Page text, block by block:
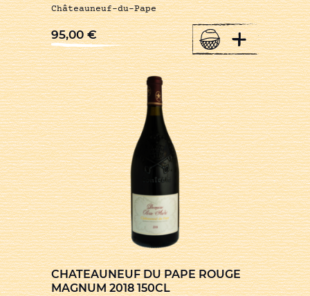
Châteauneuf-du-Pape
95,00€ +
CHATEAUNEUF DU PAPE ROUGE
MAGNUM 2018 150CL